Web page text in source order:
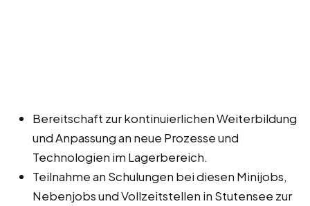
Bereitschaft zur kontinuierlichen Weiterbildung
und Anpassung an neue Prozesse und
Technologien im Lagerbereich.
Teilnahme an Schulungen bei diesen Minijobs,
Nebenjobs und Vollzeitstellen in Stutensee zur